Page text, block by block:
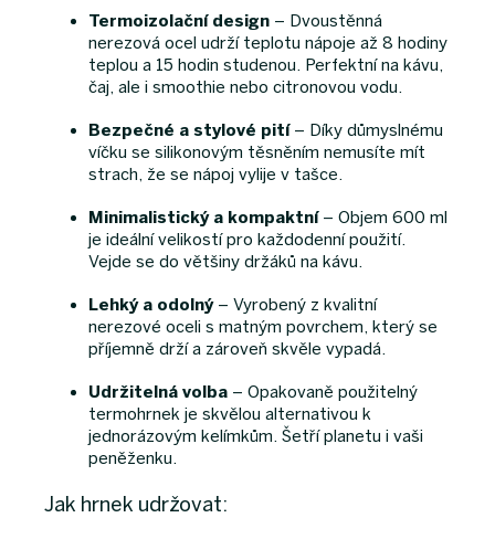
Termoizolační design – Dvoustěnná
nerezová ocel udrží teplotu nápoje až 8 hodiny
teplou a 15 hodin studenou. Perfektní na kávu,
čaj, ale i smoothie nebo citronovou vodu.
Bezpečné a stylové pití– Díky důmyslnému
víčku se silikonovým těsněním nemusíte mít
strach, že se nápoj vylije v tašce.
Minimalistický a kompaktní– Objem 600 ml
je ideální velikostí pro každodenní použití.
Vejde se do většiny držáků na kávu.
Lehký a odolný– Vyrobený z kvalitní
nerezové oceli s matným povrchem, který se
příjemně drží a zároveň skvěle vypadá.
Udržitelná volba – Opakovaně použitelný
termohrnek je skvělou alternativou k
jednorázovým kelímkům. Šetří planetu i vaši
peněženku.
Jak hrnek udržovat: